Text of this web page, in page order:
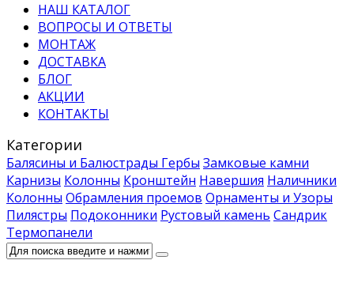
НАШ КАТАЛОГ
ВОПРОСЫ И ОТВЕТЫ
МОНТАЖ
ДОСТАВКА
БЛОГ
АКЦИИ
КОНТАКТЫ
Категории
Балясины и Балюстрады Гербы Замковые камни
Карнизы Колонны Кронштейн Навершия Наличники
Колонны Обрамления проемов Орнаменты и Узоры
Пилястры Подоконники Рустовый камень Сандрик
Термопанели